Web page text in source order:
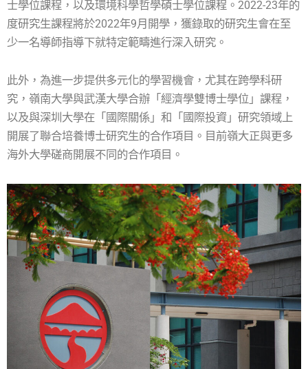
士學位課程，以及環境科學哲學碩士學位課程。2022-23年的
度研究生課程將於2022年9月開學，獲錄取的研究生會在至
少一名導師指導下就特定範疇進行深入研究。
此外，為進一步提供多元化的學習機會，尤其在跨學科研
究，嶺南大學與武漢大學合辦「經濟學雙博士學位」課程，
以及與深圳大學在「國際關係」和「國際投資」研究領域上
開展了聯合培養博士研究生的合作項目。目前嶺大正與更多
海外大學磋商開展不同的合作項目。